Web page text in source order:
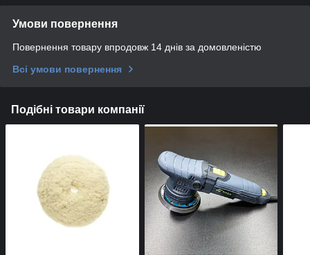
Умови повернення
Повернення товару впродовж 14 днів за домовленістю
Всі умови повернення
Подібні товари компанії